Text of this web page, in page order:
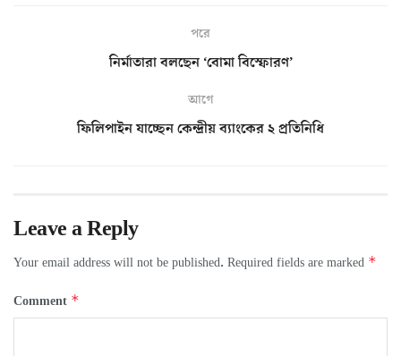
পরে
নির্মাতারা বলছেন ‘বোমা বিস্ফোরণ’
আগে
ফিলিপাইন যাচ্ছেন কেন্দ্রীয় ব্যাংকের ২ প্রতিনিধি
Leave a Reply
Your email address will not be published. Required fields are marked *
Comment *